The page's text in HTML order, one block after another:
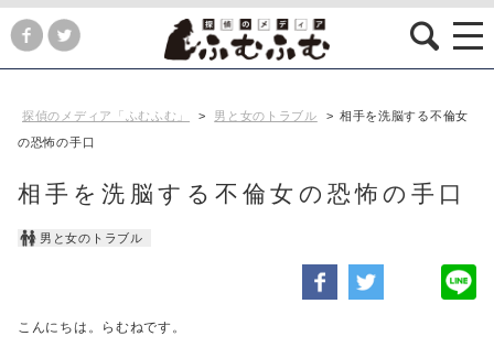
探偵のメディア「ふむふむ」 > 男と女のトラブル > 相手を洗脳する不倫女
の恐怖の手口
相手を洗脳する不倫女の恐怖の手口
男と女のトラブル
こんにちは。らむねです。